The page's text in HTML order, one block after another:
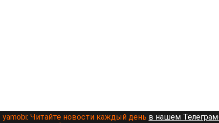
yamobi: Читайте новости каждый день в нашем